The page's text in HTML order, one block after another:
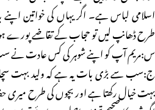
اسلامی لباس ہے۔ اگر یہاں کی خواتین
طرح ڈھانپ لیں تو حجاب کے تقاضے پورے
س:مریم آپ کو اپنے شوہر کی کس عادت نے سب
ج:سب سے بڑی بات یہ ہے کہ ولید بہت
بہت خیال رکھتا ہے اور بچوں کی طرح